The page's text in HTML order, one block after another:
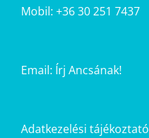
Mobil: +36 30 251 7437
Email: Írj Ancsának!
Adatkezelési tájékoztató